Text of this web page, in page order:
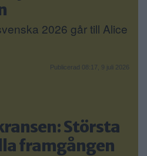
2026 går till Alice
Publicerad 08:17, 9 juli 2026
Största
framgången